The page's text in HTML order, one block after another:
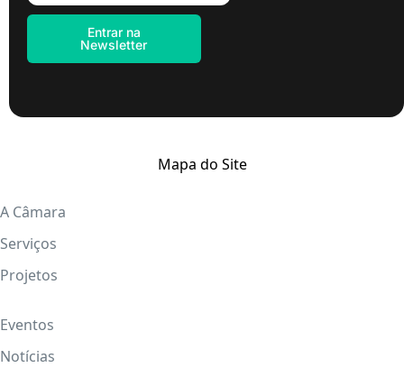
Entrar na
Newsletter
Mapa do Site
A Câmara
Serviços
Projetos
Eventos
Notícias